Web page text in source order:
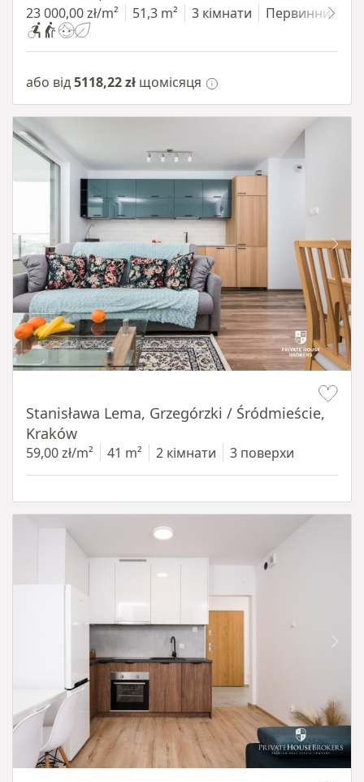
23 000,00 zł/m² 51,3 m² 3 кімнати Первинний
або від5118,22 zł щомісяця
Stanisława Lema, Grzegórzki / Śródmieście,
Kraków
59,00 zł/m² 41 m² 2 кімнати 3 поверхи